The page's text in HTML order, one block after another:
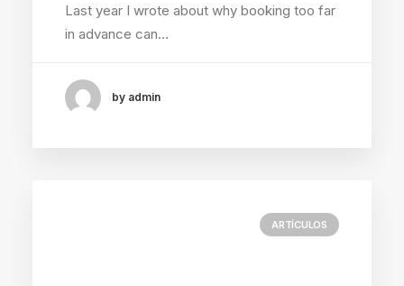
Last year I wrote about why booking too far
in advance can…
by admin
ARTÍCULOS